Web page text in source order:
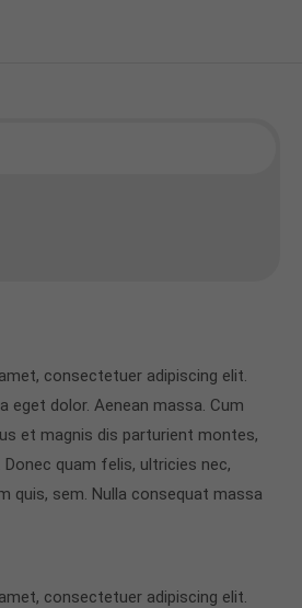
consectetuer adipiscing elit.
eget dolor. Aenean massa. Cum
et magnis dis parturient montes,
quam felis, ultricies nec,
quis, sem. Nulla consequat massa
consectetuer adipiscing elit.